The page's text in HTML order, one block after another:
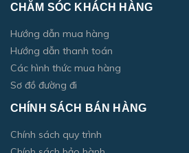
CHĂM SÓC KHÁCH HÀNG
Hướng dẫn mua hàng
Hướng dẫn thanh toán
Các hình thức mua hàng
Sơ đồ đường đi
CHÍNH SÁCH BÁN HÀNG
Chính sách quy trình